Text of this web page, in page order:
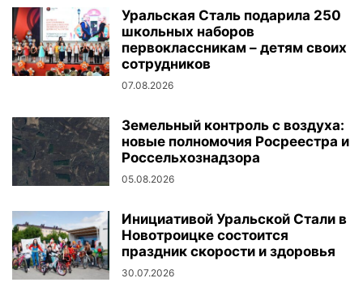
Уральская Сталь подарила 250
школьных наборов
первоклассникам – детям своих
сотрудников
07.08.2026
Земельный контроль с воздуха:
новые полномочия Росреестра и
Россельхознадзора
05.08.2026
Инициативой Уральской Стали в
Новотроицке состоится
праздник скорости и здоровья
30.07.2026